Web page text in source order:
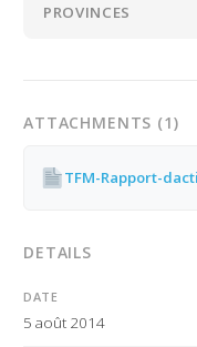
PROVINCES
ATTACHMENTS (1)
DETAILS
DATE
5 août 2014